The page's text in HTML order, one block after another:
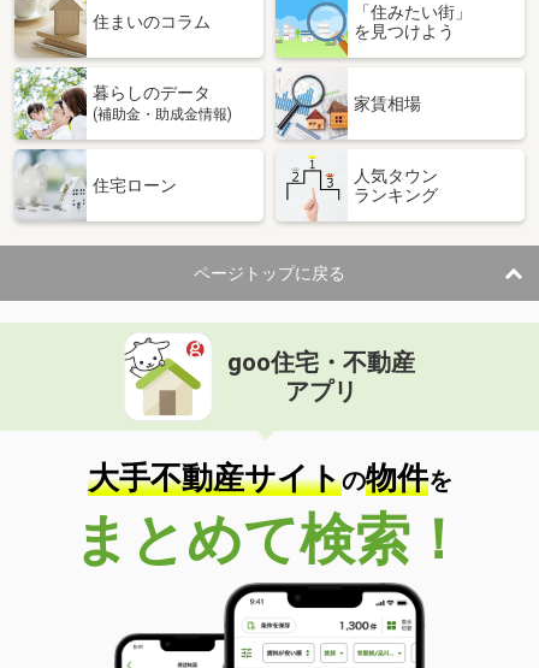
住まいのコラム
「住みたい街」
を見つけよう
暮らしのデータ
(補助金・助成金情報)
家賃相場
住宅ローン
人気タウン
ランキング
ページトップに戻る
goo住宅・不動産
アプリ
大手不動産サイトの物件を
まとめて検索！